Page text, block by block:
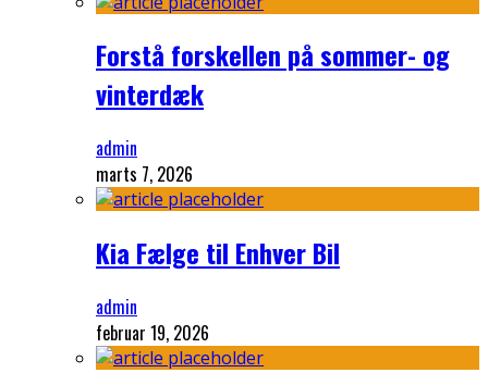
Forstå forskellen på sommer- og
vinterdæk
admin
marts 7, 2026
Kia Fælge til Enhver Bil
admin
februar 19, 2026